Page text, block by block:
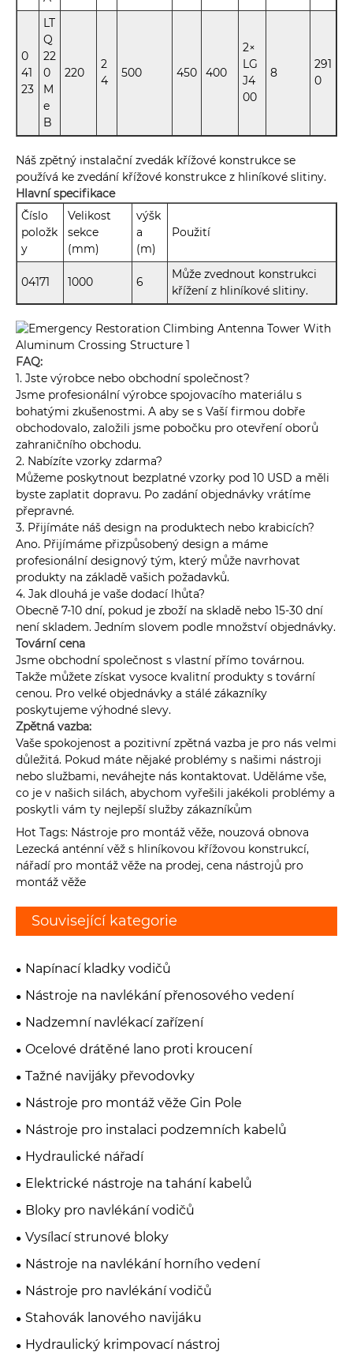
0
41
23
LT
Q
22
0
M
e
B
220
2
4
500 450 400
2×
LG
J4
00
8
291
0
Náš zpětný instalační zvedák křížové konstrukce se
používá ke zvedání křížové konstrukce z hliníkové slitiny.
Hlavní specifikace
Číslo
položk
y
Velikost
sekce
(mm)
výšk
a
(m)
Použití
04171 1000 6
Může zvednout konstrukci
křížení z hliníkové slitiny.
FAQ:
1. Jste výrobce nebo obchodní společnost?
Jsme profesionální výrobce spojovacího materiálu s
bohatými zkušenostmi. A aby se s Vaší firmou dobře
obchodovalo, založili jsme pobočku pro otevření oborů
zahraničního obchodu.
2. Nabízíte vzorky zdarma?
Můžeme poskytnout bezplatné vzorky pod 10 USD a měli
byste zaplatit dopravu. Po zadání objednávky vrátíme
přepravné.
3. Přijímáte náš design na produktech nebo krabicích?
Ano. Přijímáme přizpůsobený design a máme
profesionální designový tým, který může navrhovat
produkty na základě vašich požadavků.
4. Jak dlouhá je vaše dodací lhůta?
Obecně 7-10 dní, pokud je zboží na skladě nebo 15-30 dní
není skladem. Jedním slovem podle množství objednávky.
Tovární cena
Jsme obchodní společnost s vlastní přímo továrnou.
Takže můžete získat vysoce kvalitní produkty s tovární
cenou. Pro velké objednávky a stálé zákazníky
poskytujeme výhodné slevy.
Zpětná vazba:
Vaše spokojenost a pozitivní zpětná vazba je pro nás velmi
důležitá. Pokud máte nějaké problémy s našimi nástroji
nebo službami, neváhejte nás kontaktovat. Uděláme vše,
co je v našich silách, abychom vyřešili jakékoli problémy a
poskytli vám ty nejlepší služby zákazníkům
Hot Tags: Nástroje pro montáž věže, nouzová obnova
Lezecká anténní věž s hliníkovou křížovou konstrukcí,
nářadí pro montáž věže na prodej, cena nástrojů pro
montáž věže
Související kategorie
Napínací kladky vodičů
Nástroje na navlékání přenosového vedení
Nadzemní navlékací zařízení
Ocelové drátěné lano proti kroucení
Tažné navijáky převodovky
Nástroje pro montáž věže Gin Pole
Nástroje pro instalaci podzemních kabelů
Hydraulické nářadí
Elektrické nástroje na tahání kabelů
Bloky pro navlékání vodičů
Vysílací strunové bloky
Nástroje na navlékání horního vedení
Nástroje pro navlékání vodičů
Stahovák lanového navijáku
Hydraulický krimpovací nástroj